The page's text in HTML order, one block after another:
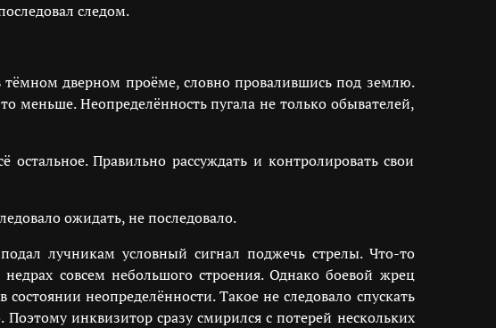
следом.
дверном проёме, словно провалившись под землю.
Неопределённость пугала не только обывателей,
Правильно рассуждать и контролировать свои
ожидать, не последовало.
лучникам условный сигнал поджечь стрелы. Что-то
совсем небольшого строения. Однако боевой жрец
неопределённости. Такое не следовало спускать
инквизитор сразу смирился с потерей нескольких